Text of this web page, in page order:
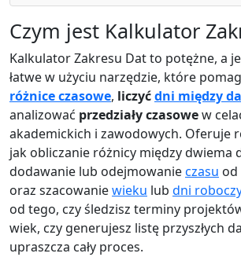
Czym jest Kalkulator
Kalkulator Zakresu Dat to potężne, a
łatwe w użyciu narzędzie, które
różnice czasowe, liczyćdni między
analizować przedziały czasowew
akademickich i zawodowych. Oferuje
jak obliczanie różnicy między dwiema
dodawanie lub odejmowanieczasu
oraz szacowaniewieku lub dni
od tego, czy śledzisz terminy
wiek, czy generujesz listę przyszłych
upraszcza cały proces.